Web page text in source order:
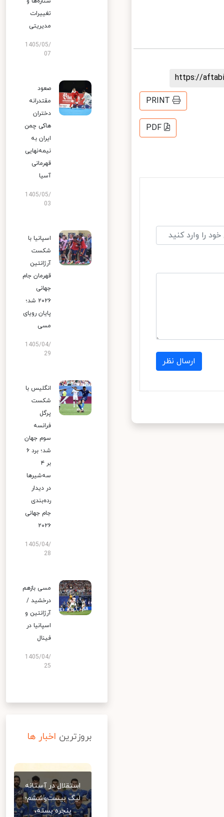
https://
PRINT
PDF
ارسال نظر
تغییرات
مدیریتی
1405/05/
07
صعود
مقتدرانه
دختران
هاکی چمن
ایران به
نیمه‌نهایی
قهرمانی
آسیا
1405/05/
03
اسپانیا با
شکست
آرژانتین
قهرمان جام
جهانی
۲۰۲۶ شد؛
پایان رویای
مسی
1405/04/
29
انگلیس با
شکست
پرگل
فرانسه
سوم جهان
شد؛ برد ۶
بر ۴
سه‌شیرها
در دیدار
رده‌بندی
جام جهانی
۲۰۲۶
1405/04/
28
مسی بازهم
درخشید /
آرژانتین و
اسپانیا در
فینال
1405/04/
25
بروزترین اخبار ها
استقلال در آستانه
لیگ بیست‌وششم؛
پنجره بسته،